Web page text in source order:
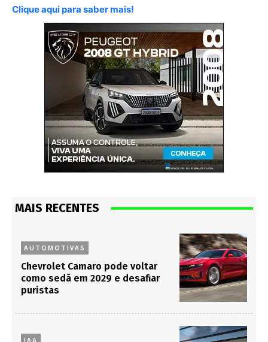
Clique aqui para saber mais!
MAIS RECENTES
AUTOMOTIVAS
Chevrolet Camaro pode voltar
como sedã em 2029 e desafiar
puristas
IAA